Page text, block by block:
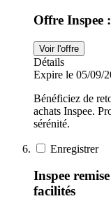
Offre Inspee
Voir l'offre
Détails
Expire le 05/09/
Bénéficiez de
achats Inspee.
sérénité.
Enregistrer
Inspee
facilités